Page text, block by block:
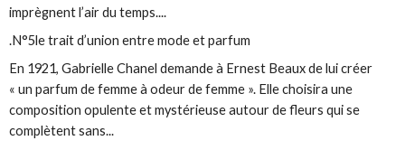
imprègnent l’air du temps....
.N°5le trait d’union entre mode et parfum
En 1921, Gabrielle Chanel demande à Ernest Beaux de lui créer
« un parfum de femme à odeur de femme ». Elle choisira une
composition opulente et mystérieuse autour de fleurs qui se
complètent sans...